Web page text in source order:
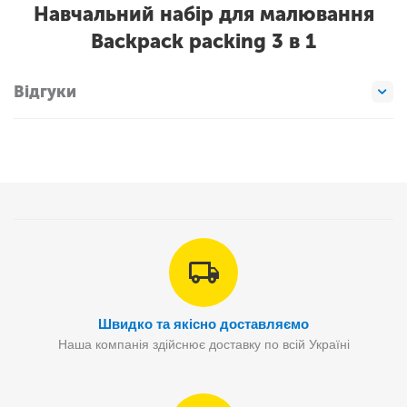
Навчальний набір для малювання
Backpack packing 3 в 1
Відгуки
Швидко та якісно доставляємо
Наша компанія здійснює доставку по всій Україні